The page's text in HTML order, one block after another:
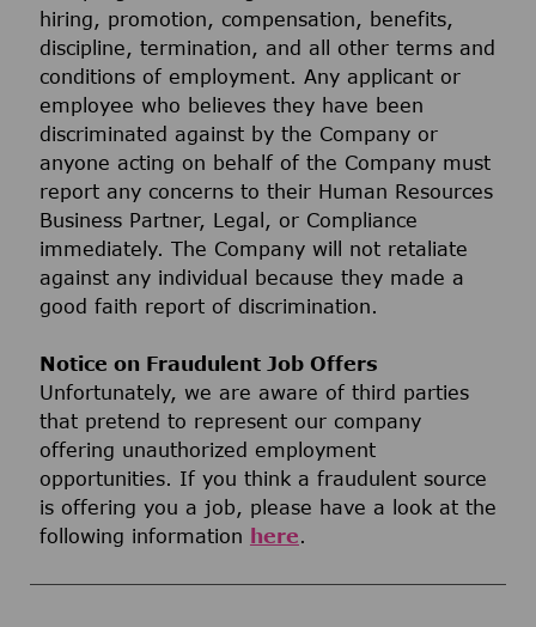
hiring, promotion, compensation, benefits,
discipline, termination, and all other terms and
conditions of employment. Any applicant or
employee who believes they have been
discriminated against by the Company or
anyone acting on behalf of the Company must
report any concerns to their Human Resources
Business Partner, Legal, or Compliance
immediately. The Company will not retaliate
against any individual because they made a
good faith report of discrimination.
Notice on Fraudulent Job Offers
Unfortunately, we are aware of third parties
that pretend to represent our company
offering unauthorized employment
opportunities. If you think a fraudulent source
is offering you a job, please have a look at the
following information
here.